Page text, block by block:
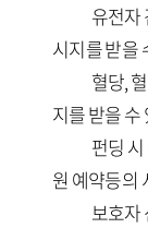
유전자 검
시지를 받을
혈당, 혈
지를 받을 수
펀딩 시
원 예약등의
보호자 신